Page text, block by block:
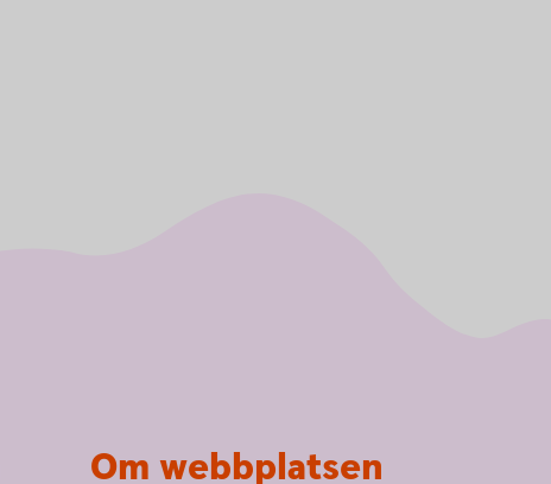
Om webbplatsen